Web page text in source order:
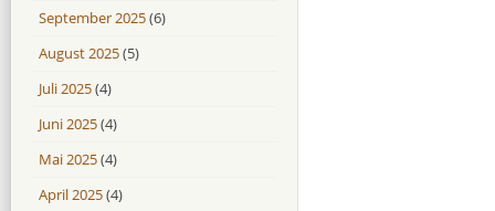
September 2025(6)
August 2025(5)
Juli 2025(4)
Juni 2025(4)
Mai 2025(4)
April 2025(4)